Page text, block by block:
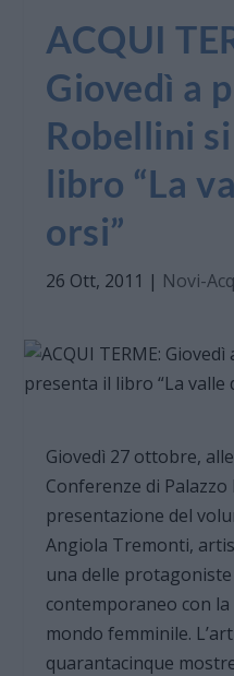
ACQUI
Giovedì a
Robellini
libro “La
orsi”
26 Ott, 2011 | Novi-
Giovedì 27 ottobre,
Conferenze di
presentazione del
Angiola Tremonti,
una delle
contemporaneo con
mondo femminile.
quarantacinque